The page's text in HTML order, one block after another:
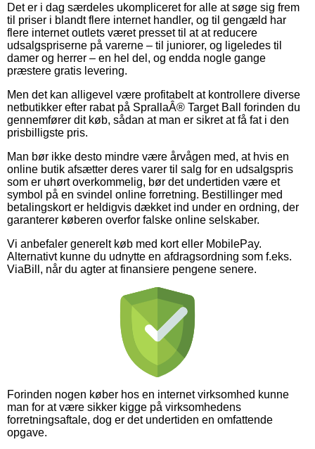
Det er i dag særdeles ukompliceret for alle at søge sig frem
til priser i blandt flere internet handler, og til gengæld har
flere internet outlets været presset til at at reducere
udsalgspriserne på varerne – til juniorer, og ligeledes til
damer og herrer – en hel del, og endda nogle gange
præstere gratis levering.
Men det kan alligevel være profitabelt at kontrollere diverse
netbutikker efter rabat på SprallaÂ® Target Ball forinden du
gennemfører dit køb, sådan at man er sikret at få fat i den
prisbilligste pris.
Man bør ikke desto mindre være årvågen med, at hvis en
online butik afsætter deres varer til salg for en udsalgspris
som er uhørt overkommelig, bør det undertiden være et
symbol på en svindel online forretning. Bestillinger med
betalingskort er heldigvis dækket ind under en ordning, der
garanterer køberen overfor falske online selskaber.
Vi anbefaler generelt køb med kort eller MobilePay.
Alternativt kunne du udnytte en afdragsordning som f.eks.
ViaBill, når du agter at finansiere pengene senere.
Forinden nogen køber hos en internet virksomhed kunne
man for at være sikker kigge på virksomhedens
forretningsaftale, dog er det undertiden en omfattende
opgave.